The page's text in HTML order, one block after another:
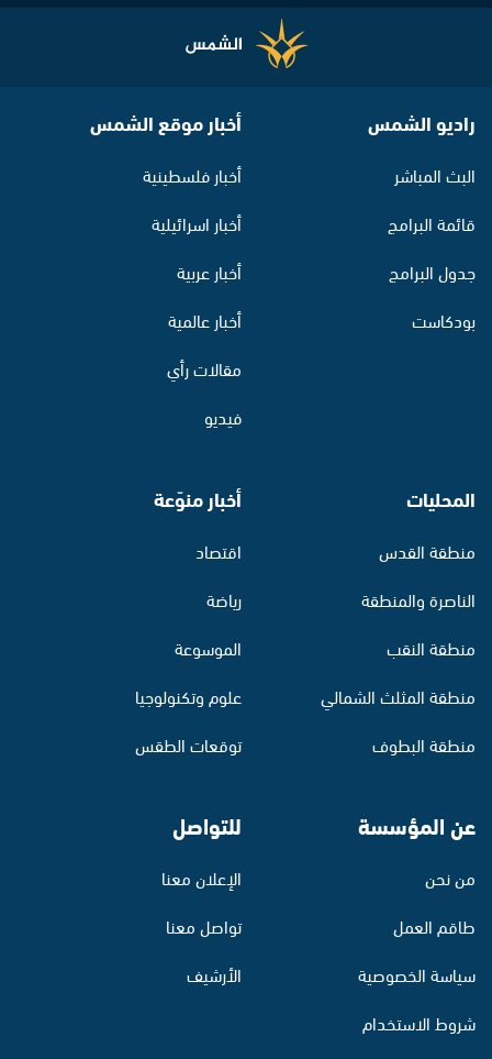
راديو الشمس
البث المباشر
قائمة البرامج
جدول البرامج
بودكاست
أخبار موقع الشمس
أخبار فلسطينية
أخبار اسرائيلية
أخبار عربية
أخبار عالمية
مقالات رأي
فيديو
المحليات
منطقة القدس
الناصرة والمنطقة
منطقة النقب
منطقة المثلث الشمالي
منطقة البطوف
أخبار منوّعة
اقتصاد
رياضة
الموسوعة
علوم وتكنولوجيا
توقعات الطقس
عن المؤسسة
من نحن
طاقم العمل
سياسة الخصوصية
شروط الاستخدام
للتواصل
الإعلان معنا
تواصل معنا
الأرشيف